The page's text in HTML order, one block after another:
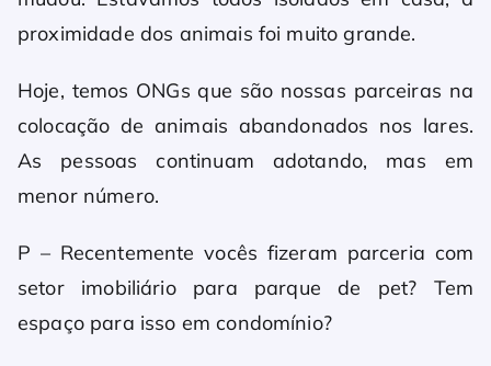
proximidade dos animais foi muito grande.
Hoje, temos ONGs que são nossas parceiras na
colocação de animais abandonados nos lares.
As pessoas continuam adotando, mas em
menor número.
P – Recentemente vocês fizeram parceria com
setor imobiliário para parque de pet? Tem
espaço para isso em condomínio?